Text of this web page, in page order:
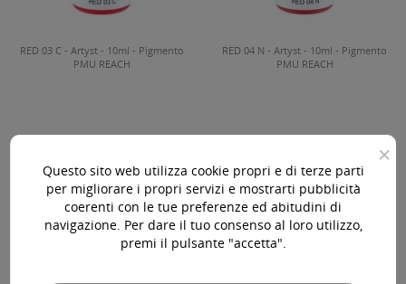
RED 03 C - Artyst - 10ml - Pigmento
PMU REACH
 
RED 04 N - Artyst - 10ml - Pigmento
PMU REACH

×
Questo sito web utilizza cookie propri e di terze parti
per migliorare i propri servizi e mostrarti pubblicità
coerenti con le tue preferenze ed abitudini di
navigazione. Per dare il tuo consenso al loro utilizzo,
premi il pulsante "accetta".